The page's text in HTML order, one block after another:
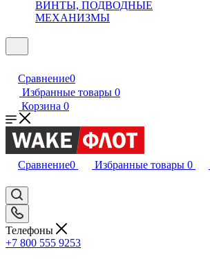
ВИНТЫ, ПОДВОДНЫЕ
МЕХАНИЗМЫ
Сравнение0
Избранные товары 0
Корзина 0
Сравнение0 Избранные товары 0
Телефоны
+7 800 555 9253